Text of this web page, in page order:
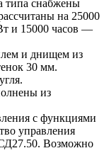
типа снабжены
на 25000
и 15000 часов —
и днищем из
30 мм.
из
с функциями
управления
Возможно